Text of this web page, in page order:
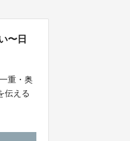
〜日
重・奥
伝える